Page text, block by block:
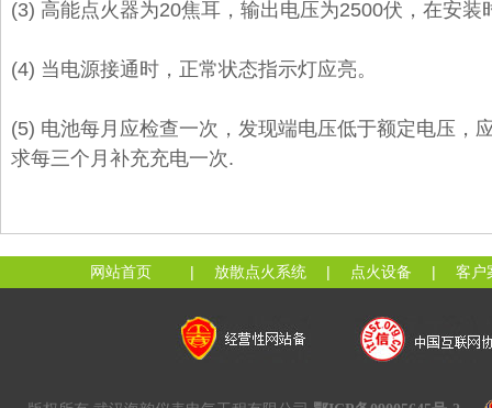
(3) 高能点火器为20焦耳，输出电压为2500伏，在安
(4) 当电源接通时，正常状态指示灯应亮。
(5) 电池每月应检查一次，发现端电压低于额定电压，
求每三个月补充充电一次.
网站首页 | 放散点火系统 | 点火设备 | 客户